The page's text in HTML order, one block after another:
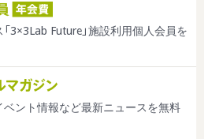
3×3Lab Future」施設利用個人会員を
ント情報など最新ニュースを無料